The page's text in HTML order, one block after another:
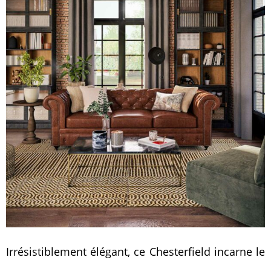
Irrésistiblement élégant, ce Chesterfield incarne le